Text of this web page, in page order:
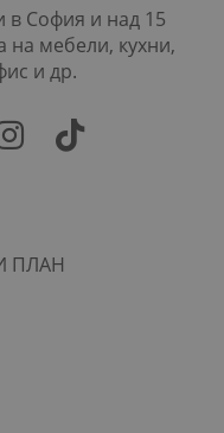
в София и над 15
и др.
ПЛАН